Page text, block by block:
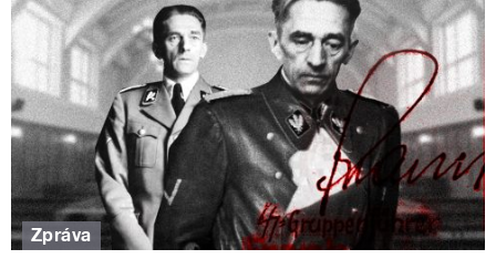
Zpráva